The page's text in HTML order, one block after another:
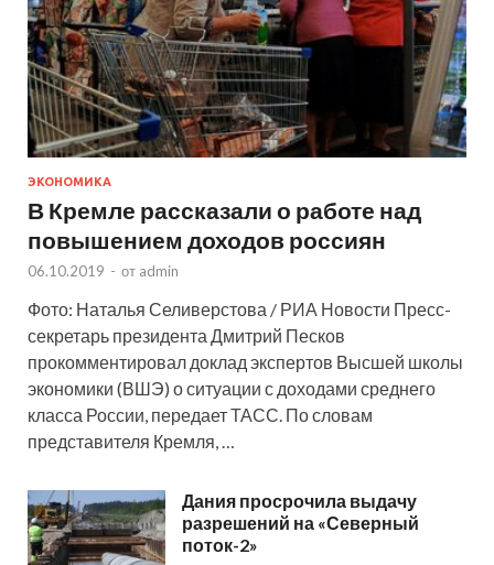
ЭКОНОМИКА
В Кремле рассказали о работе над
повышением доходов россиян
06.10.2019 - от admin
Фото: Наталья Селиверстова / РИА Новости Пресс-
секретарь президента Дмитрий Песков
прокомментировал доклад экспертов Высшей школы
экономики (ВШЭ) о ситуации с доходами среднего
класса России, передает ТАСС. По словам
представителя Кремля, …
Дания просрочила выдачу
разрешений на «Северный
поток-2»